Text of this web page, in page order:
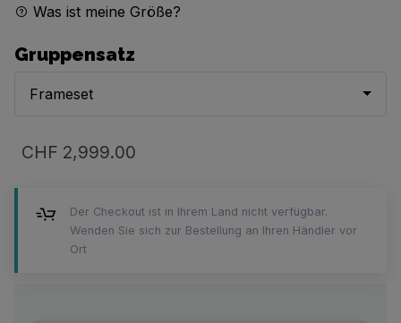
Was ist meine Größe?
Gruppensatz
Frameset
CHF 2,999.00
Der Checkout ist in Ihrem Land nicht verfügbar.
Wenden Sie sich zur Bestellung an Ihren Händler vor
Ort